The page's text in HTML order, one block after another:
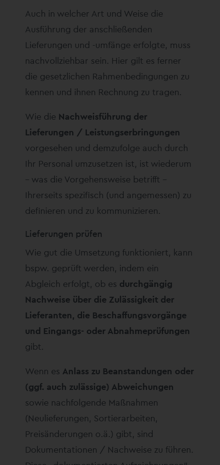
Auch in welcher Art und Weise die
Ausführung der anschließenden
Lieferungen und -umfänge erfolgte, muss
nachvollziehbar sein. Hier gilt es ferner
die gesetzlichen Rahmenbedingungen zu
kennen und ihnen Rechnung zu tragen.
Wie die Nachweisführung der
Lieferungen / Leistungserbringungen
vorgesehen und demzufolge auch durch
Ihr Personal umzusetzen ist, ist wiederum
– was die Vorgehensweise betrifft –
Ihrerseits spezifisch (und angemessen) zu
definieren und zu kommunizieren.
Lieferungen prüfen
Wie gut die Umsetzung funktioniert, kann
bspw. geprüft werden, indem ein
Abgleich erfolgt, ob es durchgängig
Nachweise über die Zulässigkeit der
Lieferanten, die Beschaffungsvorgänge
und Eingangs- oder Abnahmeprüfungen
gibt.
Wenn es Anlass zu Beanstandungen oder
(ggf. auch zulässige) Abweichungen
sowie nachfolgende Maßnahmen
(Neulieferungen, Sortierarbeiten,
Preisänderungen o.ä.) gibt, sind
Dokumentationen / Nachweise zu führen.